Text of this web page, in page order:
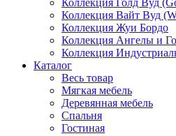
Коллекция Голд Вуд
Коллекция Вайт Вуд
Коллекция Жуи Бордо
Коллекция Ангелы и
Коллекция
Каталог
Весь товар
Мягкая мебель
Деревянная мебель
Спальня
Гостиная